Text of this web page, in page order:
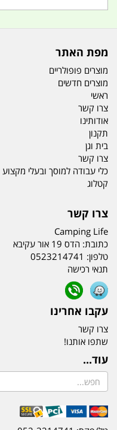
מפת האתר
מוצרים פופולריים
מוצרים חדשים
ראשי
צרו קשר
אודותינו
תקנון
בית וגן
צרו קשר
כלי עבודה למוסך ובעלי מקצוע
קטלוג
צרו קשר
Camping Life
כתובת: הדס 19 אור עקיבא
טלפון: 0523214741
תנאי רכישה
עקבו אחרינו
צרו קשר
שתפו אותנו!
עוד...